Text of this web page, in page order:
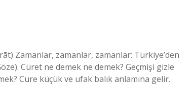
Cüret ne demek ne demek? Geçmişi gizle
Cure küçük ve ufak balık anlamına gelir.